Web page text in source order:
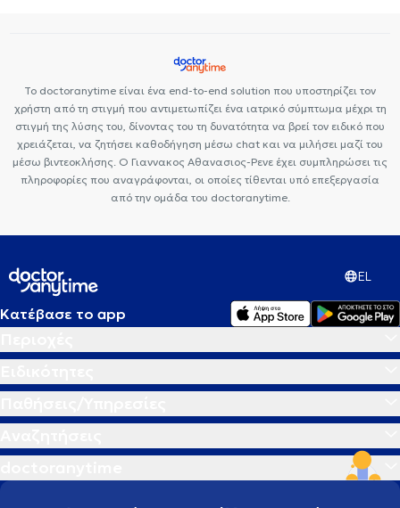
Ορθοπαιδικοί και Ορθοπαιδικοί Χειρουργοί στην Παλλήνη
Ορθοπαιδικοί και Ορθοπαιδικοί Χειρουργοί στα Μελίσσια
Ορθοπαιδικοί και Ορθοπαιδικοί Χειρουργοί στην Κηφισιά
Ορθοπαιδικοί και Ορθοπαιδικοί Χειρουργοί στην Κυψέλη
Το doctoranytime είναι ένα end-to-end solution που υποστηρίζει τον
χρήστη από τη στιγμή που αντιμετωπίζει ένα ιατρικό σύμπτωμα μέχρι τη
στιγμή της λύσης του, δίνοντας του τη δυνατότητα να βρεί τον ειδικό που
χρειάζεται, να ζητήσει καθοδήγηση μέσω chat και να μιλήσει μαζί του
μέσω βιντεοκλήσης. Ο Γιαννακος Αθανασιος-Ρενε έχει συμπληρώσει τις
πληροφορίες που αναγράφονται, οι οποίες τίθενται υπό επεξεργασία
από την ομάδα του doctoranytime.
EL
Κατέβασε το app